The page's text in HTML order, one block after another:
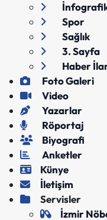
Spor
Sağlık
3. Sayfa
Haber
Foto Galeri
Video
Yazarlar
Röportaj
Biyografi
Anketler
Künye
İletişim
Servisler
İzmir